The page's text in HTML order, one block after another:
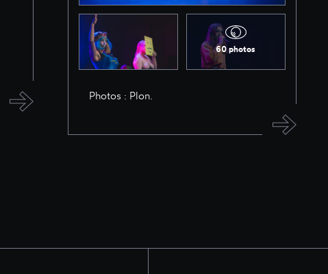
60 photos
Photos : Plon.